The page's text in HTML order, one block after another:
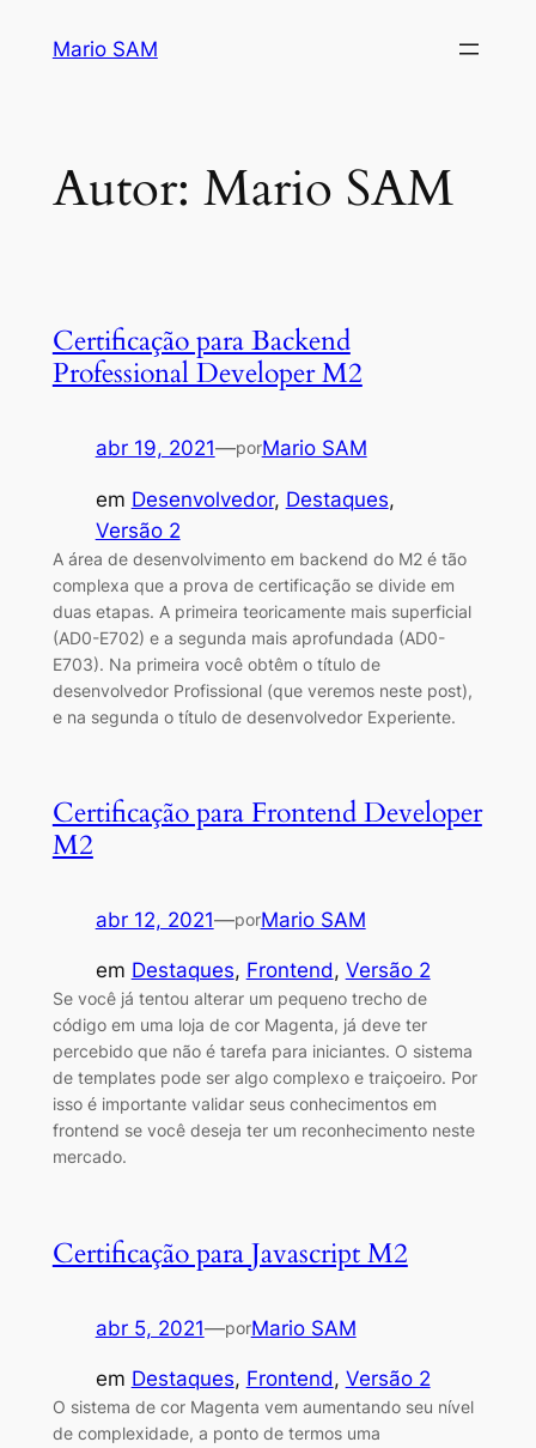
Mario SAM
Autor: Mario SAM
Certificação para Backend
Professional Developer M2
abr 19, 2021—porMario SAM
em Desenvolvedor, Destaques
Versão 2
A área de desenvolvimento em backend do M2 é tão
complexa que a prova de certificação se divide em
duas etapas. A primeira teoricamente mais superficial
(AD0-E702) e a segunda mais aprofundada (AD0-
E703). Na primeira você obtêm o título de
desenvolvedor Profissional (que veremos neste post),
e na segunda o título de desenvolvedor Experiente.
Certificação para Frontend Developer
M2
abr 12, 2021—porMario SAM
em Destaques, Frontend, Versão 2
Se você já tentou alterar um pequeno trecho de
código em uma loja de cor Magenta, já deve ter
percebido que não é tarefa para iniciantes. O sistema
de templates pode ser algo complexo e traiçoeiro. Por
isso é importante validar seus conhecimentos em
frontend se você deseja ter um reconhecimento neste
mercado.
Certificação para Javascript M2
abr 5, 2021—porMario SAM
em Destaques, Frontend, Versão 2
O sistema de cor Magenta vem aumentando seu nível
de complexidade, a ponto de termos uma